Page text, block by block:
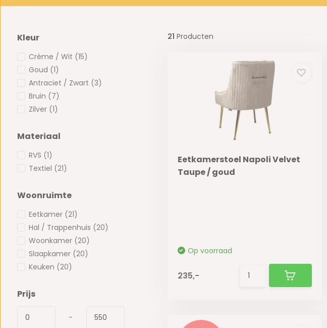
Kleur
Crème / Wit (15)
Goud (1)
Antraciet / Zwart (3)
Bruin (7)
Zilver (1)
Materiaal
RVS (1)
Textiel (21)
Woonruimte
Eetkamer (21)
Hal / Trappenhuis (20)
Woonkamer (20)
Slaapkamer (20)
Keuken (20)
Prijs
-
21 Producten
Eetkamerstoel Napoli Velvet
Taupe / goud
Op voorraad
235,-